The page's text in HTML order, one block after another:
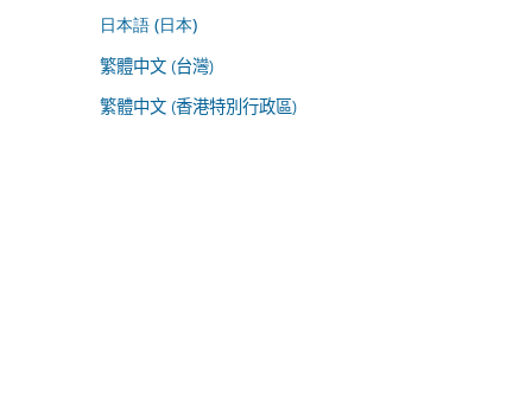
日本語 (日本)
繁體中文 (台灣)
繁體中文 (香港特別行政區)